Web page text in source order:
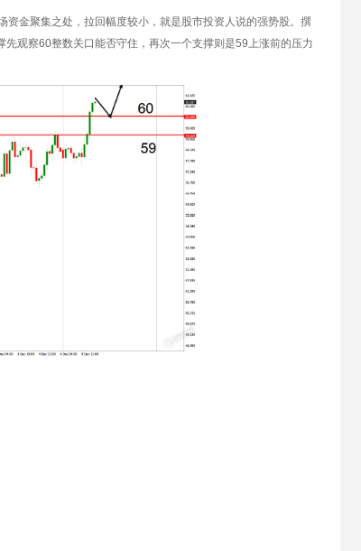
金聚集之处，拉回幅度较小，就是股市投资人说的强势股。撰
观察60整数关口能否守住，再次一个支撑则是59上涨前的压力